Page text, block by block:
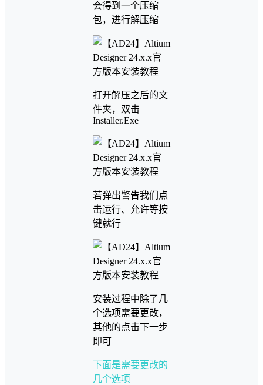
会得到一个压缩
包，进行解压缩
打开解压之后的文
件夹，双击
Installer.Exe
若弹出警告我们点
击运行、允许等按
键就行
安装过程中除了几
个选项需要更改，
其他的点击下一步
即可
下面是需要更改的
几个选项